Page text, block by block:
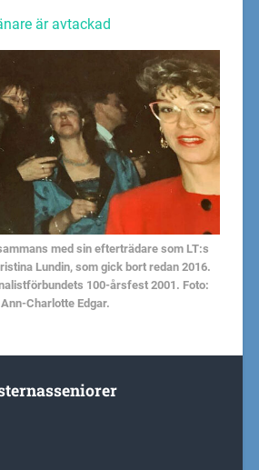
är avtackad
med sin efterträdare som LT:s
Lundin, som gick bort redan 2016.
100-årsfest 2001. Foto:
Ann-Charlotte Edgar.